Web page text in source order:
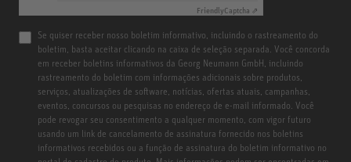
FriendlyCaptcha ⇗
Se quiser receber nosso boletim informativo, incluindo o rastreamento do
boletim, basta aceitar clicando na caixa de seleção separada. Você concorda
em receber boletins informativos da Georg Neumann GmbH, incluindo
rastreamento do boletim com informações adicionais sobre produtos,
serviços, atualizações de software, notícias, ofertas atuais, campanhas,
eventos, concursos ou pesquisas no endereço de e-mail informado. Você
pode revogar seu consentimento a qualquer momento, com vigor futuro
usando um link de cancelamento de assinatura fornecido nos boletins
informativos recebidos ou a função de assinatura do boletim informativo no